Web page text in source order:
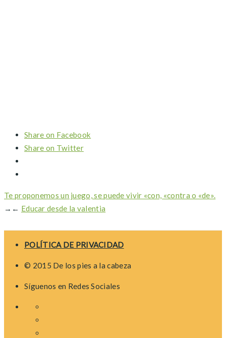
Share on Facebook
Share on Twitter
Te proponemos un juego, se puede vivir «con, «contra o «de».
→ ← Educar desde la valentia
POLÍTICA DE PRIVACIDAD
© 2015 De los pies a la cabeza
Síguenos en Redes Sociales